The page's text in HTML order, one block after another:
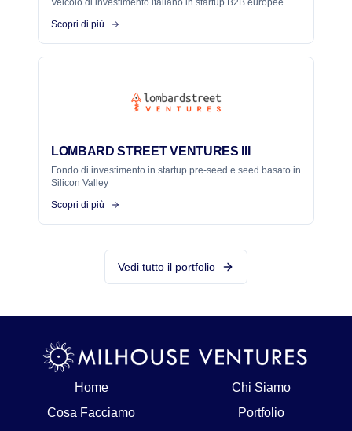
Veicolo di investimento italiano in startup B2B europee
Scopri di più
LOMBARD STREET VENTURES III
Fondo di investimento in startup pre-seed e seed basato in
Silicon Valley
Scopri di più
Vedi tutto il portfolio
Home
Chi Siamo
Cosa Facciamo
Portfolio